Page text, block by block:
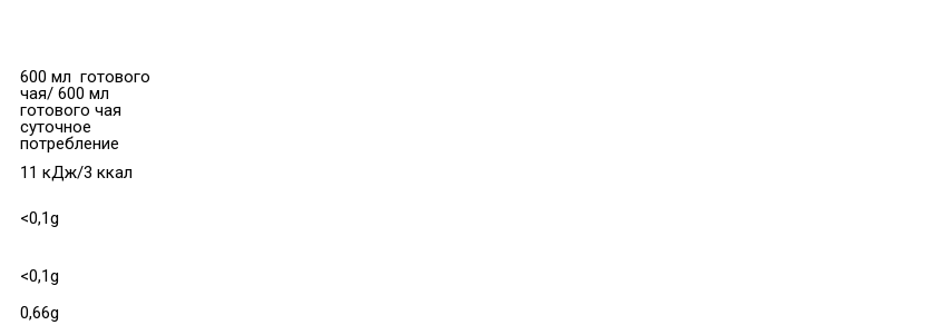
600 мл готового
чая/ 600 мл
готового чая
суточное
потребление
11 кДж/3 ккал
<0,1g
<0,1g
0,66g